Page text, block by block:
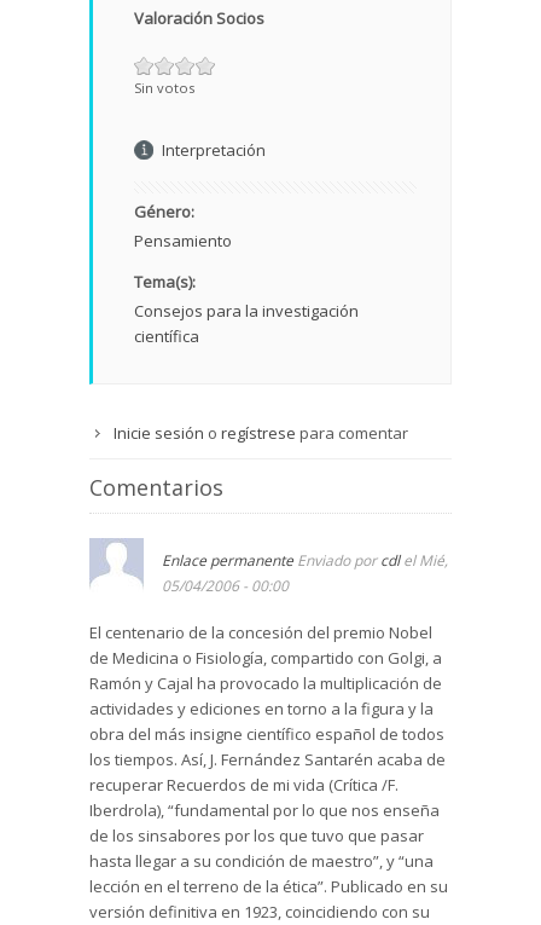
Valoración Socios
Sin votos
Interpretación
Género:
Pensamiento
Tema(s):
Consejos para la investigación
científica
Inicie sesión o regístrese para comentar
Comentarios
Enlace permanente Enviado porcdlel Mié,
05/04/2006 - 00:00
El centenario de la concesión del premio Nobel
de Medicina o Fisiología, compartido con Golgi, a
Ramón y Cajal ha provocado la multiplicación de
actividades y ediciones en torno a la figura y la
obra del más insigne científico español de todos
los tiempos. Así, J. Fernández Santarén acaba de
recuperar Recuerdos de mi vida (Crítica /F.
Iberdrola), “fundamental por lo que nos enseña
de los sinsabores por los que tuvo que pasar
hasta llegar a su condición de maestro”, y “una
lección en el terreno de la ética”. Publicado en su
versión definitiva en 1923, coincidiendo con su